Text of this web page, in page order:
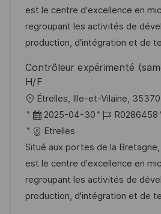
c
h
u
n
g
u
m
d
r
r
ö
e
-
I
D
est le centre d'excellence en
regroupant les activités de
production, d'intégration et de
Contrôleur expérimenté
H/F
O
r
t
Étrelles, Ille-et-Vilaine, 35370
D
a
t
u
m
d
2025-04-30
J
b
-
I
D
R0286458
Etrelles
Situé aux portes de la
est le centre d'excellence en
regroupant les activités de
production, d'intégration et de